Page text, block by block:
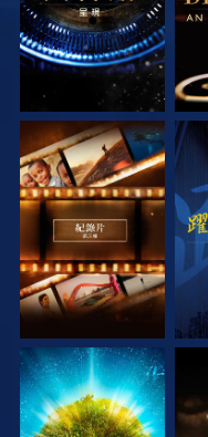
探索系列節目
探索系列節目